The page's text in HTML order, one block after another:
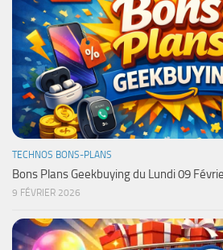
TECHNOS BONS-PLANS
Bons Plans Geekbuying du Lundi 09
9 FÉVRIER 2026